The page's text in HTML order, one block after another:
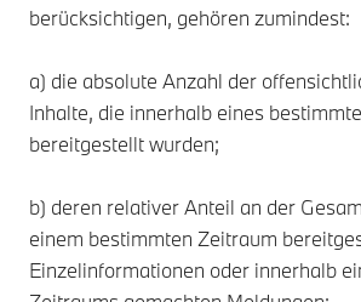
berücksichtigen, gehören zumindest:
a) die absolute Anzahl der
Inhalte, die innerhalb eines
bereitgestellt wurden;
b) deren relativer Anteil an der
einem bestimmten Zeitraum
Einzelinformationen oder innerhalb